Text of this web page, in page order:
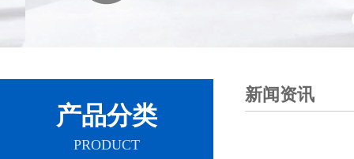
产品分类
PRODUCT
新闻资讯